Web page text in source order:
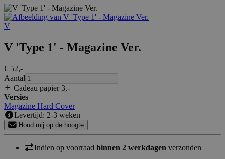
V
V 'Type 1' - Magazine Ver.
€ 52,-
Aantal
Cadeau papier 3,-
Versies
Magazine Hard Cover
Levertijd: 2-3 weken
Houd mij op de hoogte
Indien op voorraad binnen 2 werkdagen verzonden